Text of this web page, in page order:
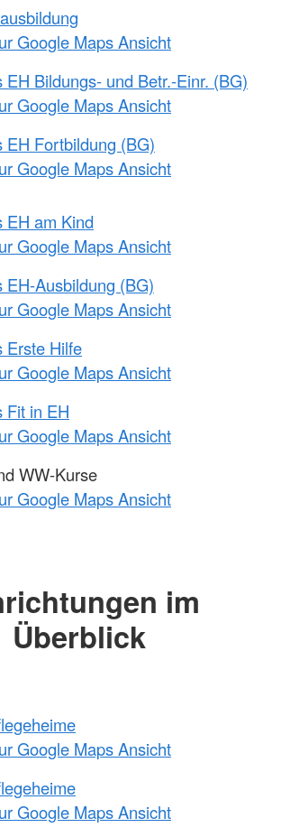
Google Maps Ansicht
EH Bildungs- und Betr.-Einr. (BG)
Google Maps Ansicht
EH Fortbildung (BG)
Google Maps Ansicht
EH am Kind
Google Maps Ansicht
EH-Ausbildung (BG)
Google Maps Ansicht
Erste Hilfe
Google Maps Ansicht
Fit in EH
Google Maps Ansicht
WW-Kurse
Google Maps Ansicht
im
Überblick
Google Maps Ansicht
Google Maps Ansicht